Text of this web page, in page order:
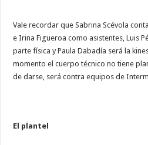
Vale recordar que Sabrina Scévola
e Irina Figueroa como asistentes, Luis
parte física y Paula Dabadía será la
momento el cuerpo técnico no tiene
de darse, será contra equipos de
El plantel